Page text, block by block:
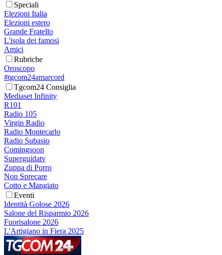
Speciali
Elezioni Italia
Elezioni estero
Grande Fratello
L'isola dei famosi
Amici
Rubriche
Oroscopo
#tgcom24amarcord
Tgcom24 Consiglia
Mediaset Infinity
R101
Radio 105
Virgin Radio
Radio Montecarlo
Radio Subasio
Comingsoon
Superguidatv
Zuppa di Porro
Non Sprecare
Cotto e Mangiato
Eventi
Identità Golose 2026
Salone del Risparmio 2026
Fuorisalone 2026
L'Artigiano in Fiera 2025